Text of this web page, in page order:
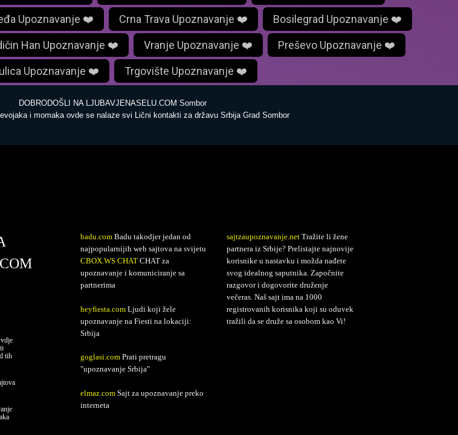
Upoznavanje ❤️ Crna Trava Upoznavanje ❤️ Bosilegrad Upoznavanje ❤️
Han Upoznavanje ❤️ Vranje Upoznavanje ❤️ Preševo Upoznavanje ❤️
Upoznavanje ❤️ Trgovište Upoznavanje ❤️
DOBRODOŠLI NA LJUBAVJENASELU.COM Sombor
i momaka ovde se nalaze svi Lični kontakti za državu Srbija Grad Sombor
tih
badu.com Badu takodjer jedan od
najpopularnijih web sajtova na svijetu
CBOX.WS CHAT CHAT za
upoznavanje i komuniciranje sa
partnerima
heyfiesta.com Ljudi koji žele
upoznavanje na Fiesti na lokaciji:
Srbija
goglasi.com Prati pretragu
"upoznavanje Srbija"
elmaz.com Sajt za upoznavanje preko
interneta
sajtzaupoznavanje.net Tražite li žene
partnera iz Srbije? Prelistajte najnovije
korisnike u nastavku i možda nađete
svog idealnog saputnika. Započnite
razgovor i dogovorite druženje
večeras. Naš sajt ima na 1000
registrovanih korisnika koji su oduvek
tražili da se druže sa osobom kao Vi!